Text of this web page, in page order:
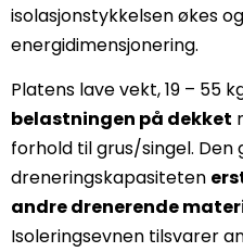
isolasjonstykkelsen økes
energidimensjonering.
Platens lave vekt, 19 – 55
belastningen på dekket
forhold til grus/singel. Den
dreneringskapasiteten
andre drenerende
Isoleringsevnen tilsvarer